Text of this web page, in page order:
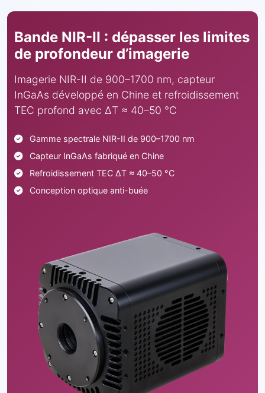
Bande NIR-II : dépasser les limites
de profondeur d’imagerie
Imagerie NIR-II de 900–1700 nm, capteur
InGaAs développé en Chine et refroidissement
TEC profond avec ΔT ≈ 40–50 °C
Gamme spectrale NIR-II de 900–1700 nm
Capteur InGaAs fabriqué en Chine
Refroidissement TEC ΔT ≈ 40–50 °C
Conception optique anti-buée